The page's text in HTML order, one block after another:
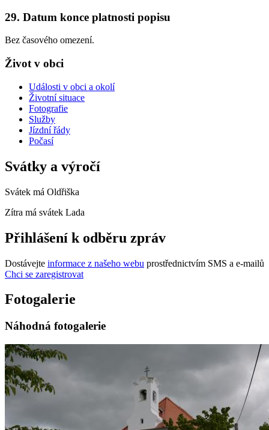
29. Datum konce platnosti popisu
Bez časového omezení.
Život v obci
Události v obci a okolí
Životní situace
Fotografie
Služby
Jízdní řády
Počasí
Svátky a výročí
Svátek má Oldřiška
Zítra má svátek Lada
Přihlášení k odběru zpráv
Dostávejte informace z našeho webu prostřednictvím SMS a e-mailů
Chci se zaregistrovat
Fotogalerie
Náhodná fotogalerie